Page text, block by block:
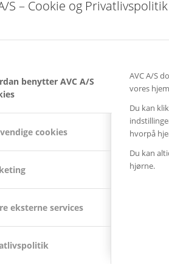
S – Cookie og Privatlivspolitik
benytter AVC A/S
cookies
eksterne services
AVC A/S
vores
Du kan
hvorpå
Du kan
hjørne.
behov.